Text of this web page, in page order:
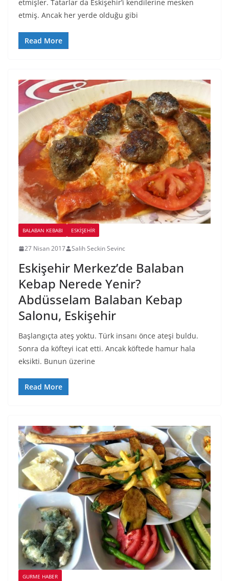
etmişler. Tatarlar da Eskişehir’i kendilerine mesken
etmiş. Ancak her yerde olduğu gibi
Read More
BALABAN KEBABI ESKIŞEHIR
27 Nisan 2017 Salih Seckin Sevinc
Eskişehir Merkez’de Balaban
Kebap Nerede Yenir?
Abdüsselam Balaban Kebap
Salonu, Eskişehir
Başlangıçta ateş yoktu. Türk insanı önce ateşi buldu.
Sonra da köfteyi icat etti. Ancak köftede hamur hala
eksikti. Bunun üzerine
Read More
GURME HABER